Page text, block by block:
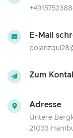
E-Mail
Zum
Adresse
Untere
21033